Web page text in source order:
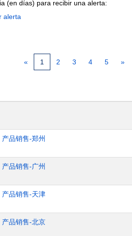
(en días) para recibir una alerta:
alerta
« 1 2 3 4 5 »
品销售-郑州
品销售-广州
产品销售-天津
产品销售-北京